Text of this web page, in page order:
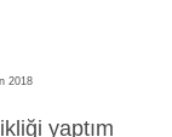
2018
yaptım